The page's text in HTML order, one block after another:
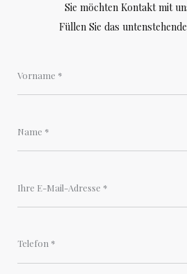
Sie möchten Kontakt mit
Füllen Sie das